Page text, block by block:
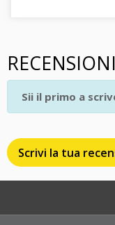
RECENSIONI
Scrivi la tua
Sii il primo a